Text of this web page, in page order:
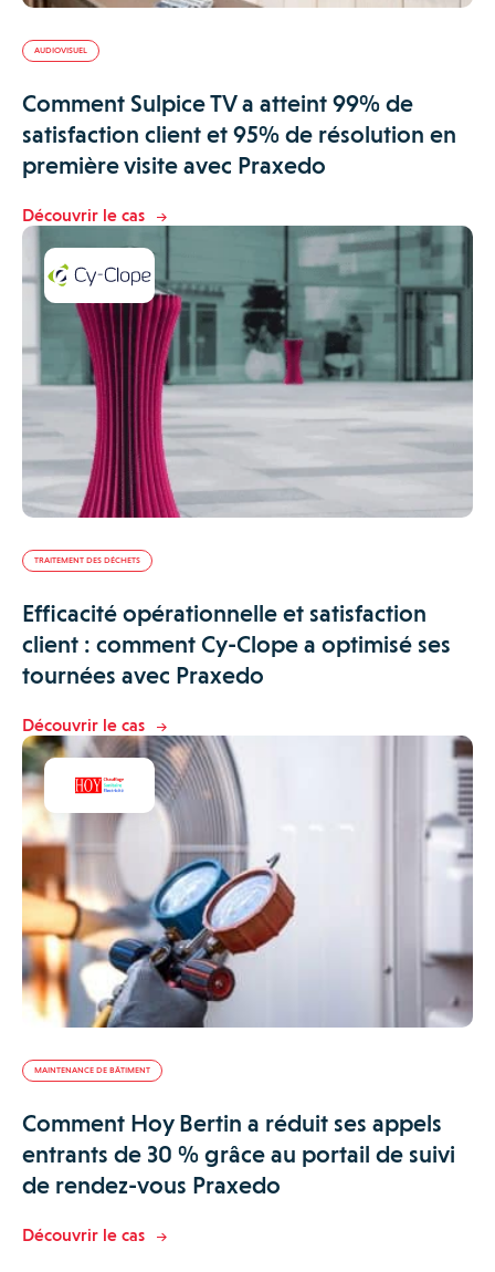
AUDIOVISUEL
Comment Sulpice TV a atteint 99% de
satisfaction client et 95% de résolution en
première visite avec Praxedo
Découvrir le cas
TRAITEMENT DES DÉCHETS
Efficacité opérationnelle et satisfaction
client : comment Cy-Clope a optimisé ses
tournées avec Praxedo
Découvrir le cas
MAINTENANCE DE BÂTIMENT
Comment Hoy Bertin a réduit ses appels
entrants de 30 % grâce au portail de suivi
de rendez-vous Praxedo
Découvrir le cas